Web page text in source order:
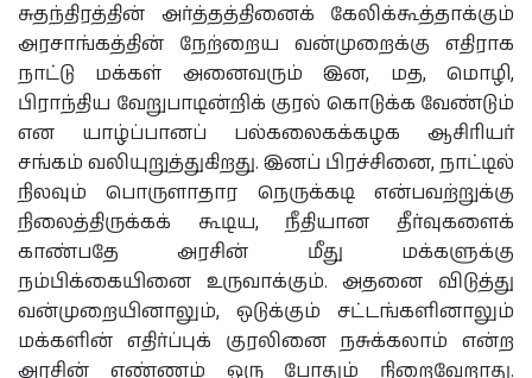
சுதந்திரத்தின் அர்த்தத்தினைக் கேலிக்கூத்தாக்கும்
அரசாங்கத்தின் நேற்றைய வன்முறைக்கு எதிராக
நாட்டு மக்கள் அனைவரும் இன, மத, மொழி,
பிராந்திய வேறுபாடின்றிக் குரல் கொடுக்க வேண்டும்
என யாழ்ப்பானப் பல்கலைகக்கழக ஆசிரியர்
சங்கம் வலியுறுத்துகிறது. இனப் பிரச்சினை, நாட்டில்
நிலவும் பொருளாதார நெருக்கடி என்பவற்றுக்கு
நிலைத்திருக்கக் கூடிய, நீதியான‌ தீர்வுகளைக்
காண்பதே அரசின் மீது மக்களுக்கு
நம்பிக்கையினை உருவாக்கும். அதனை விடுத்து
வன்முறையினாலும், ஒடுக்கும் சட்டங்களினாலும்
மக்களின் எதிர்ப்புக் குரலினை நசுக்கலாம் என்ற
அரசின் எண்ணம் ஒரு போதும் நிறைவேறாது.